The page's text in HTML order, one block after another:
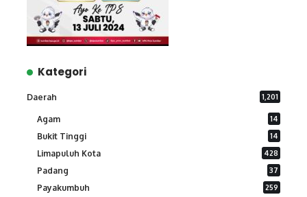
Kategori
Daerah 1,201
Agam 14
Bukit Tinggi 14
Limapuluh Kota 428
Padang 37
Payakumbuh 259